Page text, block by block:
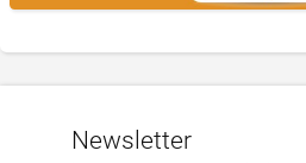
Newsletter